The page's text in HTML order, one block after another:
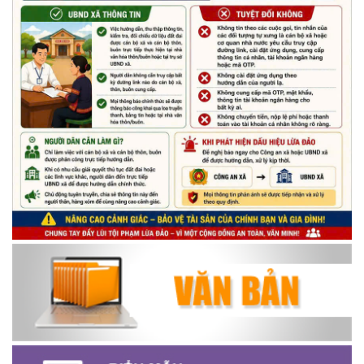
Chương trình đối thoại giữa lãnh đạo UBND xã với thanh niên,
thiếu nhi trên địa bàn xã năm 2026
(14/05/2026)
Chương trình kỷ niệm 85 năm ngày thành lập Đội TNTP Hồ Chí
Minh (15/05/1941 – 15/05/2026) và kỷ niệm 136 năm ngày
sinh Chủ tịch Hồ Chí Minh (19/05/1890 – 19/05/2026).
(14/05/2026)
Thông báo tiếp nhận phản ánh, kiến nghị về quy định thủ tục
hành chính
(07/08/2026)
Thông báo về thực hiện Luật tương trợ tư pháp về dân sự và
các văn bản quy định chi tiết, hướng dẫn thi hành
(04/08/2026)
Thông báo cảnh báo lừa đảo liên quan đến thủ tục đất đai